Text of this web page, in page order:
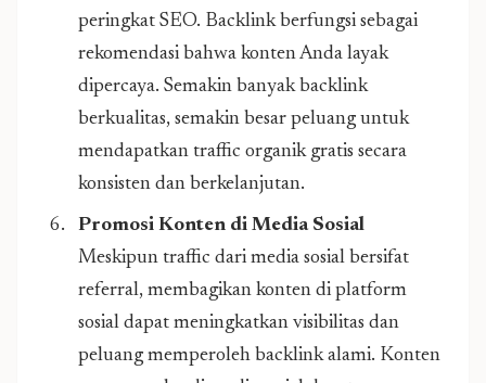
peringkat SEO. Backlink berfungsi sebagai
rekomendasi bahwa konten Anda layak
dipercaya. Semakin banyak backlink
berkualitas, semakin besar peluang untuk
mendapatkan traffic organik gratis secara
konsisten dan berkelanjutan.
Promosi Konten di Media Sosial
Meskipun traffic dari media sosial bersifat
referral, membagikan konten di platform
sosial dapat meningkatkan visibilitas dan
peluang memperoleh backlink alami. Konten